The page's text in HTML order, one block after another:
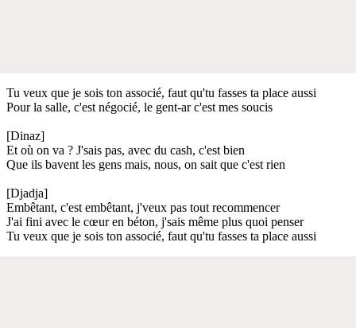
Tu veux que je sois ton associé, faut qu'tu fasses ta place aussi
Pour la salle, c'est négocié, le gent-ar c'est mes soucis
[Dinaz]
Et où on va ? J'sais pas, avec du cash, c'est bien
Que ils bavent les gens mais, nous, on sait que c'est rien
[Djadja]
Embêtant, c'est embêtant, j'veux pas tout recommencer
J'ai fini avec le cœur en béton, j'sais même plus quoi penser
Tu veux que je sois ton associé, faut qu'tu fasses ta place aussi